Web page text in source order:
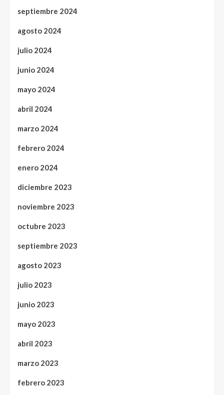
septiembre 2024
agosto 2024
julio 2024
junio 2024
mayo 2024
abril 2024
marzo 2024
febrero 2024
enero 2024
diciembre 2023
noviembre 2023
octubre 2023
septiembre 2023
agosto 2023
julio 2023
junio 2023
mayo 2023
abril 2023
marzo 2023
febrero 2023